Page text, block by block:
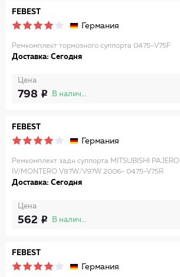
FEBEST
Германия
Ремкомплект тормозного суппорта 0475-V75F
Доставка: Сегодня
Цена
798 В наличии
FEBEST
Германия
Ремкомплект задн суппорта MITSUBISHI PAJERO
IV/MONTERO V87W/V97W 2006- 0475-V75R
Доставка: Сегодня
Цена
562 В наличии
FEBEST
Германия